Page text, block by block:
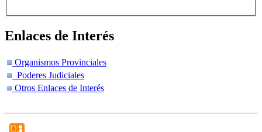
Enlaces de Interés
Organismos Provinciales
Poderes Judiciales
Otros Enlaces de Interés